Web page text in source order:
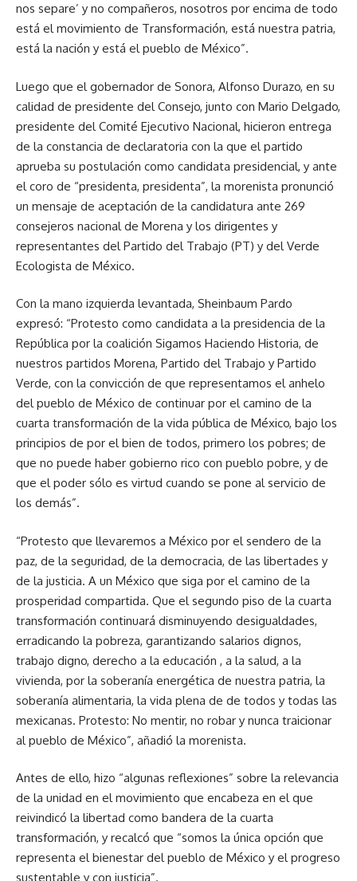
nos separe’ y no compañeros, nosotros por encima de todo
está el movimiento de Transformación, está nuestra patria,
está la nación y está el pueblo de México”.
Luego que el gobernador de Sonora, Alfonso Durazo, en su
calidad de presidente del Consejo, junto con Mario Delgado,
presidente del Comité Ejecutivo Nacional, hicieron entrega
de la constancia de declaratoria con la que el partido
aprueba su postulación como candidata presidencial, y ante
el coro de “presidenta, presidenta”, la morenista pronunció
un mensaje de aceptación de la candidatura ante 269
consejeros nacional de Morena y los dirigentes y
representantes del Partido del Trabajo (PT) y del Verde
Ecologista de México.
Con la mano izquierda levantada, Sheinbaum Pardo
expresó: “Protesto como candidata a la presidencia de la
República por la coalición Sigamos Haciendo Historia, de
nuestros partidos Morena, Partido del Trabajo y Partido
Verde, con la convicción de que representamos el anhelo
del pueblo de México de continuar por el camino de la
cuarta transformación de la vida pública de México, bajo los
principios de por el bien de todos, primero los pobres; de
que no puede haber gobierno rico con pueblo pobre, y de
que el poder sólo es virtud cuando se pone al servicio de
los demás”.
“Protesto que llevaremos a México por el sendero de la
paz, de la seguridad, de la democracia, de las libertades y
de la justicia. A un México que siga por el camino de la
prosperidad compartida. Que el segundo piso de la cuarta
transformación continuará disminuyendo desigualdades,
erradicando la pobreza, garantizando salarios dignos,
trabajo digno, derecho a la educación , a la salud, a la
vivienda, por la soberanía energética de nuestra patria, la
soberanía alimentaria, la vida plena de de todos y todas las
mexicanas. Protesto: No mentir, no robar y nunca traicionar
al pueblo de México”, añadió la morenista.
Antes de ello, hizo “algunas reflexiones” sobre la relevancia
de la unidad en el movimiento que encabeza en el que
reivindicó la libertad como bandera de la cuarta
transformación, y recalcó que “somos la única opción que
representa el bienestar del pueblo de México y el progreso
sustentable y con justicia”.